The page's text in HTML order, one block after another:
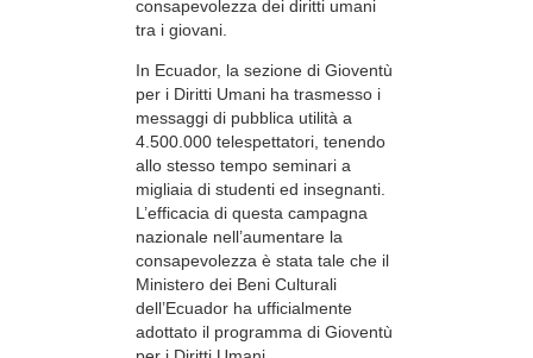
consapevolezza dei diritti umani
tra i giovani.
In Ecuador, la sezione di Gioventù
per i Diritti Umani ha trasmesso i
messaggi di pubblica utilità a
4.500.000 telespettatori, tenendo
allo stesso tempo seminari a
migliaia di studenti ed insegnanti.
L’efficacia di questa campagna
nazionale nell’aumentare la
consapevolezza è stata tale che il
Ministero dei Beni Culturali
dell’Ecuador ha ufficialmente
adottato il programma di Gioventù